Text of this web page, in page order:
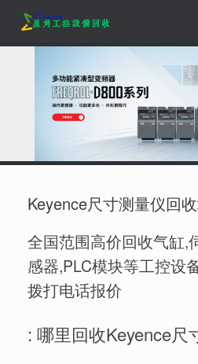
content
Keyence尺寸测量仪回
全国范围高价回收气缸,
感器,PLC模块等工控设
拨打电话报价
: 哪里回收Keyence尺